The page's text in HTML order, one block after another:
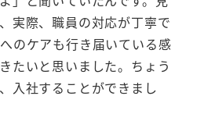
実際、職員の対応が丁寧で
のケアも行き届いている感
たいと思いました。ちょう
入社することができまし